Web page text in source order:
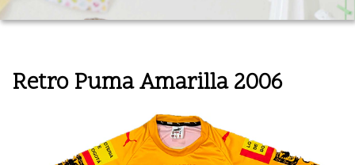
Retro Puma Amarilla 2006